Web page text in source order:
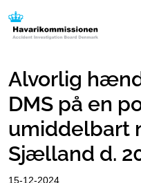
Alvorlig
DMS på en
umiddelbart
Sjælland d.
15-12-2024